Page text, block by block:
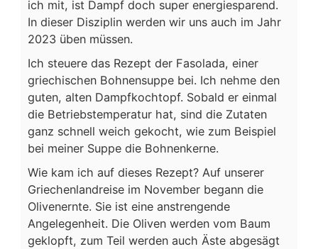
ich mit, ist Dampf doch super energiesparend.
In dieser Disziplin werden wir uns auch im Jahr
2023 üben müssen.
Ich steuere das Rezept der Fasolada, einer
griechischen Bohnensuppe bei. Ich nehme den
guten, alten Dampfkochtopf. Sobald er einmal
die Betriebstemperatur hat, sind die Zutaten
ganz schnell weich gekocht, wie zum Beispiel
bei meiner Suppe die Bohnenkerne.
Wie kam ich auf dieses Rezept? Auf unserer
Griechenlandreise im November begann die
Olivenernte. Sie ist eine anstrengende
Angelegenheit. Die Oliven werden vom Baum
geklopft, zum Teil werden auch Äste abgesägt